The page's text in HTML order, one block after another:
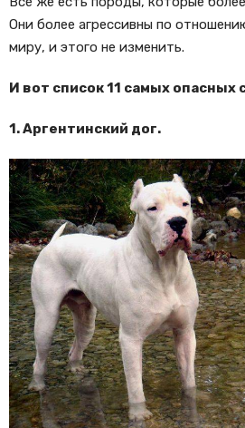
Они более агрессивны по
миру, и этого не изменить.
И вот список 11 самых опасных
1. Аргентинский дог.